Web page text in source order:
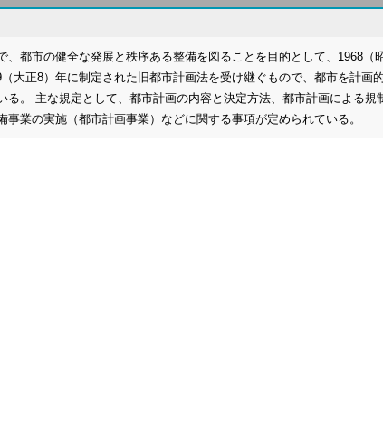
都市の健全な発展と秩序ある整備を図ることを目的として、1968（昭
大正8）年に制定された旧都市計画法を受け継ぐもので、都市を計画
る。 主な規定として、都市計画の内容と決定方法、都市計画による規
業の実施（都市計画事業）などに関する事項が定められている。